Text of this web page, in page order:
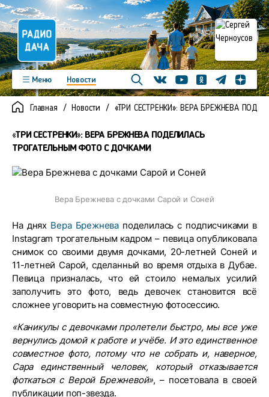
Меню
Новости
Программы
Подкасты
Новинки
Фото
Видео
ВконтактеYoutubeОдноклассники
ТелеграмЯндекс
Главная Новости «ТРИ СЕСТРЕНКИ»: ВЕРА БРЕЖНЕВА
«ТРИ СЕСТРЕНКИ»: ВЕРА БРЕЖНЕВА ПОДЕЛИЛАСЬ
ТРОГАТЕЛЬНЫМ ФОТО С ДОЧКАМИ
Вера Брежнева с дочками Сарой и Соней
На днях Вера Брежнева поделилась с подписчиками в
Instagram трогательным кадром – певица опубликовала
снимок со своими двумя дочками, 20-летней Соней и
11-летней Сарой, сделанный во время отдыха в Дубае.
Певица призналась, что ей стоило немалых усилий
заполучить это фото, ведь девочек становится всё
сложнее уговорить на совместную фотосессию.
«Каникулы с девочками пролетели быстро, мы все уже
вернулись домой к работе и учёбе. И это единственное
совместное фото, потому что не собрать и, наверное,
Сара единственный человек, который отказывается
фоткаться с Верой Брежневой», – посетовала в своей
публикации поп-звезда.